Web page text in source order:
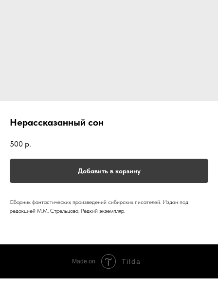
Нерассказанный сон
500 р.
Добавить в корзину
Сборник фантастических произведений сибирских писателей. Издан под
редакцией М.М. Стрельцова. Редкий экземпляр.
Made on Tilda